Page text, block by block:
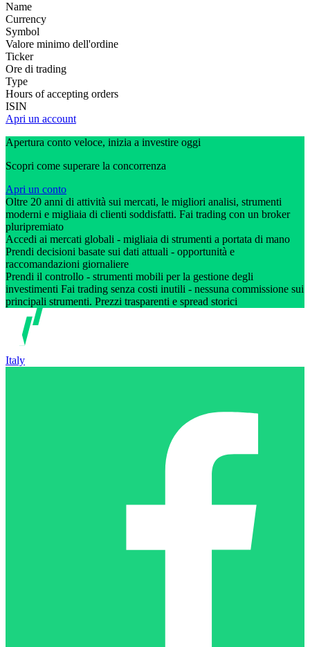
Name
Currency
Symbol
Valore minimo dell'ordine
Ticker
Ore di trading
Type
Hours of accepting orders
ISIN
Apri un account
Apertura conto veloce, inizia a investire oggi
Scopri come superare la concorrenza
Apri un conto
Oltre 20 anni di attività sui mercati, le migliori analisi, strumenti
moderni e migliaia di clienti soddisfatti. Fai trading con un broker
pluripremiato
Accedi ai mercati globali - migliaia di strumenti a portata di mano
Prendi decisioni basate sui dati attuali - opportunità e
raccomandazioni giornaliere
Prendi il controllo - strumenti mobili per la gestione degli
investimenti Fai trading senza costi inutili - nessuna commissione sui
principali strumenti. Prezzi trasparenti e spread storici
Italy